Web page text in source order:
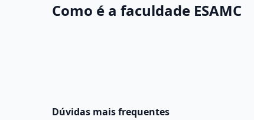
Como é a faculdade ESAMC
Dúvidas mais frequentes